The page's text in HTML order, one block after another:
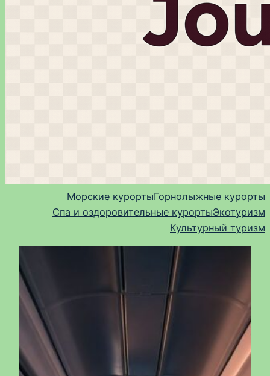
Морские курортыГорнолыжные курорты
Спа и оздоровительные курортыЭкотуризм
Культурный туризм